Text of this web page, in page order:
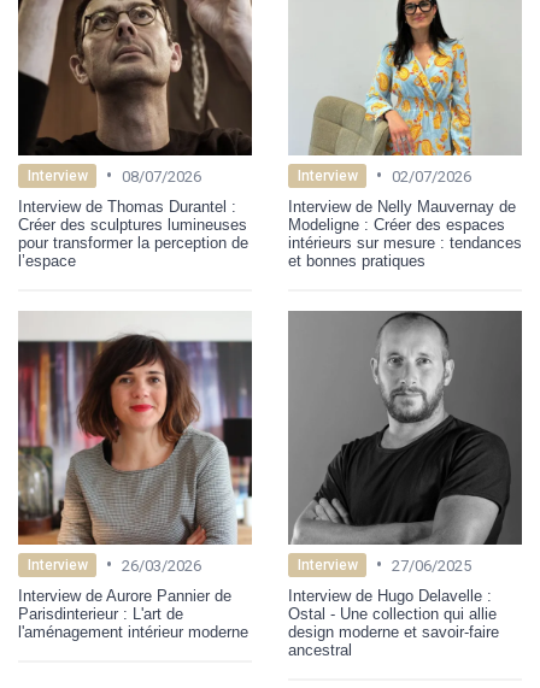
Interview • 08/07/2026
Interview de Thomas Durantel :
Créer des sculptures lumineuses
pour transformer la perception de
l’espace
Interview • 02/07/2026
Interview de Nelly Mauvernay de
Modeligne : Créer des espaces
intérieurs sur mesure : tendances
et bonnes pratiques
Interview • 26/03/2026
Interview de Aurore Pannier de
Parisdinterieur : L'art de
l'aménagement intérieur moderne
Interview • 27/06/2025
Interview de Hugo Delavelle :
Ostal - Une collection qui allie
design moderne et savoir-faire
ancestral